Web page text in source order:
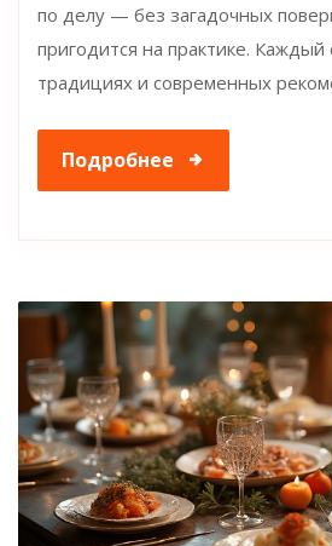
по делу — без загадочных
пригодится на практике. Каждый
традициях и современных
Подробнее